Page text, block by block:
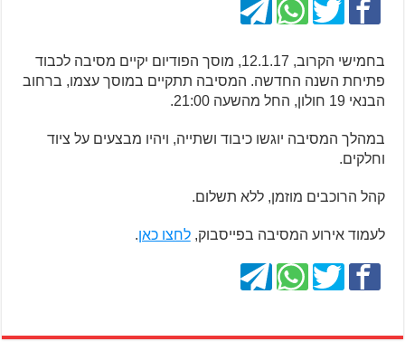
בחמישי הקרוב, 12.1.17, מוסך הפודיום יקיים מסיבה לכבוד
פתיחת השנה החדשה. המסיבה תתקיים במוסך עצמו, ברחוב
הבנאי 19 חולון, החל מהשעה 21:00.
במהלך המסיבה יוגשו כיבוד ושתייה, ויהיו מבצעים על ציוד
וחלקים.
קהל הרוכבים מוזמן, ללא תשלום.
לעמוד אירוע המסיבה בפייסבוק,לחצו כאן.